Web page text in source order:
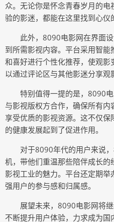
众。无论你是怀念青春岁月的
验的影迷，都能在这里找到心仪
此外，8090电影网在界面
到所需影视内容。平台采用智
和喜好进行个性化推荐，使观
以通过评论区与其他影迷分享观
特别值得一提的是，8090
与影视版权方合作，确保所有
享受优质的影视资源。这不仅
的健康发展起到了促进作用。
对于8090年代的用户来说
机，带他们重温那些陪伴成长
影视工业的魅力。平台还定期
强用户的参与感和归属感。
展望未来，8090电影网将
不断提升用户体验，力求成为